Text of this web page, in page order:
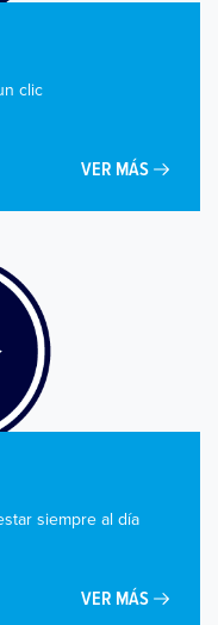
clic
VER MÁS
siempre al día
VER MÁS